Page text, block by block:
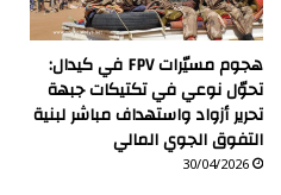
هجوم مسيّرات FPV في كيدال:
تحوّل نوعي في تكتيكات جبهة
تحرير أزواد واستهداف مباشر لبنية
التفوق الجوي المالي
30/04/2026